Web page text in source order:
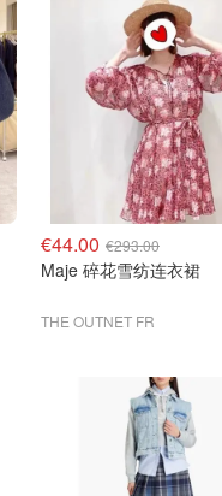
€44.00 €293.00
Maje 碎花雪纺连衣裙
THE OUTNET FR